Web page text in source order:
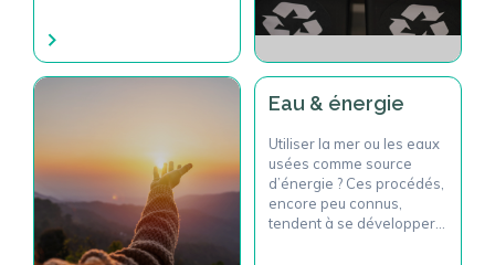
Eau & énergie
Utiliser la mer ou les eaux
usées comme source
d’énergie ? Ces procédés,
encore peu connus,
tendent à se développer